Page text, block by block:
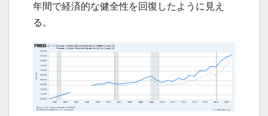
年間で経済的な健全性を回復したように見え
る。